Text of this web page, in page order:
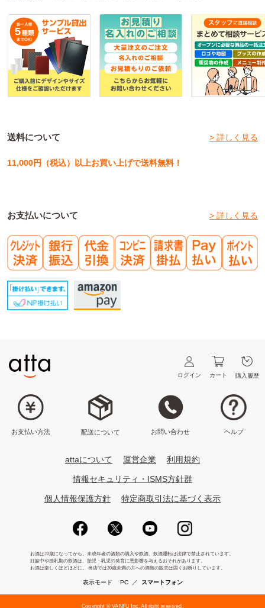
送料について > 詳しく見る
11,000円（税込）以上お買い上げで送料無料！
お支払いについて > 詳しく見る
ログイン カート 購入履歴
お支払い方法 配送について お問い合わせ ヘルプ
attaについて 運営企業 利用規約
情報セキュリティ・ISMS方針群
個人情報保護方針 特定商取引法に基づく表示
表示モード PC／ スマートフォン
Copyright © VANFU Inc. All right reserved.